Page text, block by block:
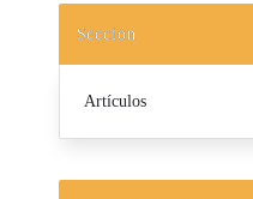
Sección
Artículos